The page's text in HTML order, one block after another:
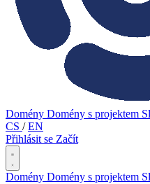
Domény Domény s projektem
CS / EN
Přihlásit se Začít
Domény Domény s projektem